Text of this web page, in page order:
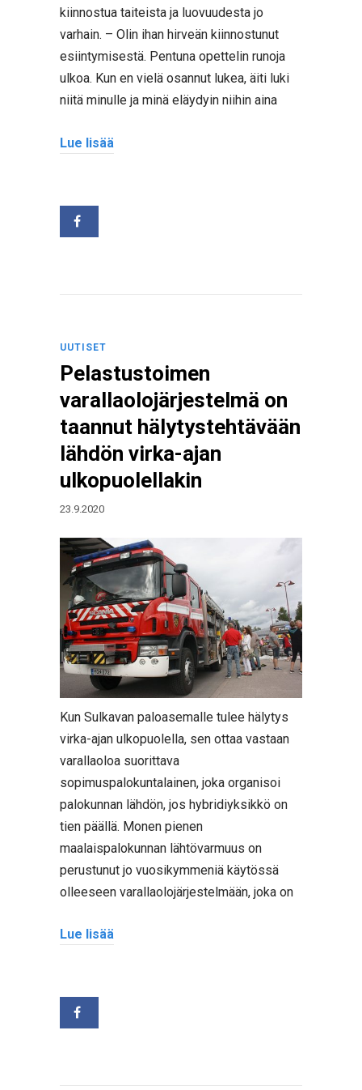
kiinnostua taiteista ja luovuudesta jo
varhain. – Olin ihan hirveän kiinnostunut
esiintymisestä. Pentuna opettelin runoja
ulkoa. Kun en vielä osannut lukea, äiti luki
niitä minulle ja minä eläydyin niihin aina
Lue lisää
UUTISET
Pelastustoimen
varallaolojärjestelmä on
taannut hälytystehtävään
lähdön virka-ajan
ulkopuolellakin
23.9.2020
Kun Sulkavan paloasemalle tulee hälytys
virka-ajan ulkopuolella, sen ottaa vastaan
varallaoloa suorittava
sopimuspalokuntalainen, joka organisoi
palokunnan lähdön, jos hybridiyksikkö on
tien päällä. Monen pienen
maalaispalokunnan lähtövarmuus on
perustunut jo vuosikymmeniä käytössä
olleeseen varallaolojärjestelmään, joka on
Lue lisää